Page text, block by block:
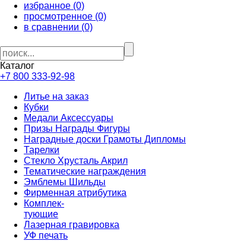
избранное (0)
просмотренное (0)
в сравнении (0)
Каталог
+7 800 333-92-98
Литье на заказ
Кубки
Медали Аксессуары
Призы Награды Фигуры
Наградные доски Грамоты Дипломы
Тарелки
Стекло Хрусталь Акрил
Тематические награждения
Эмблемы Шильды
Фирменная атрибутика
Комплек-
тующие
Лазерная гравировка
УФ печать